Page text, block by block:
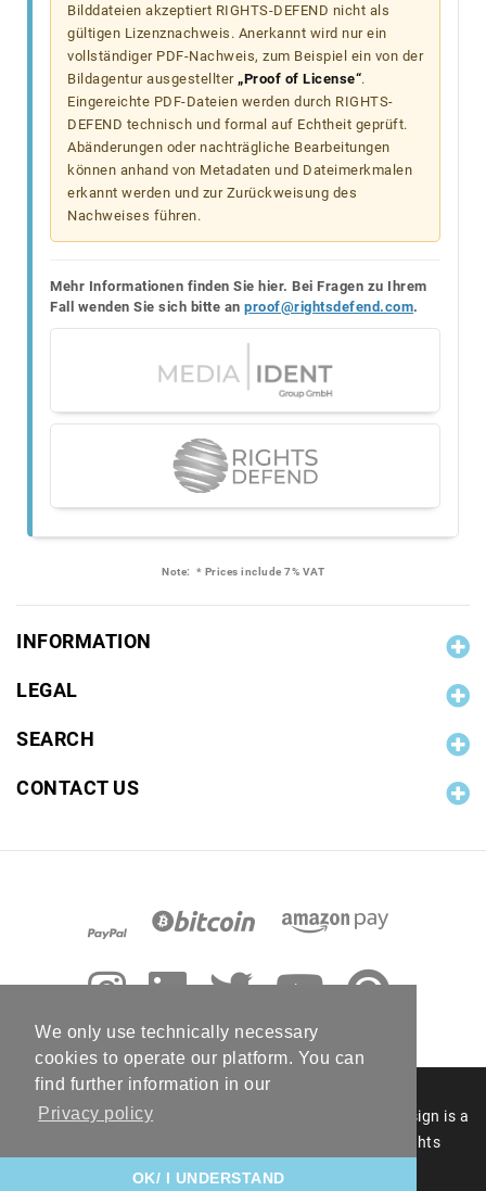
We only use technically necessary
cookies to operate our platform. You can
find further information in our
Privacy policy
OK/ I UNDERSTAND
Bilddateien akzeptiert RIGHTS-DEFEND nicht als
gültigen Lizenznachweis. Anerkannt wird nur ein
vollständiger PDF-Nachweis, zum Beispiel ein von der
Bildagentur ausgestellter „Proof of License“.
Eingereichte PDF-Dateien werden durch RIGHTS-
DEFEND technisch und formal auf Echtheit geprüft.
Abänderungen oder nachträgliche Bearbeitungen
können anhand von Metadaten und Dateimerkmalen
erkannt werden und zur Zurückweisung des
Nachweises führen.
Mehr Informationen finden Sie hier. Bei Fragen zu Ihrem
Fall wenden Sie sich bitte an proof@rightsdefend.com.
Note: * Prices include 7% VAT
INFORMATION
LEGAL
SEARCH
CONTACT US
© 2006 - 2026 RC Photo Stock. The RC Photo Stock design is a
registered figurative mark of RC Photo Stock. All rights